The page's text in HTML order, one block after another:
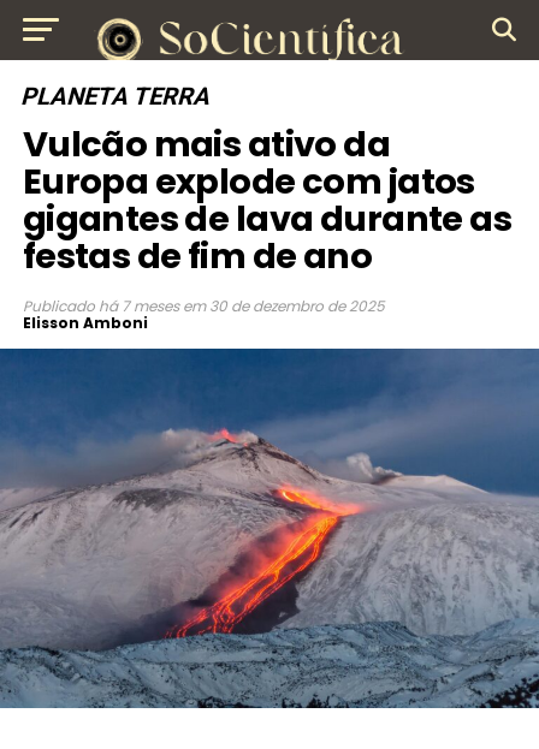
PLANETA TERRA
Vulcão mais ativo da
Europa explode com jatos
gigantes de lava durante as
festas de fim de ano
Publicado há 7 meses em 30 de dezembro de 2025
Elisson Amboni